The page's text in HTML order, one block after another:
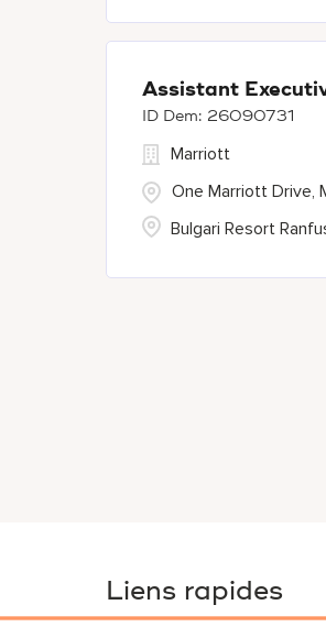
Assistant
26090731
One Marriott Drive,
Marriott
Bulgari Resort
Liens rapides